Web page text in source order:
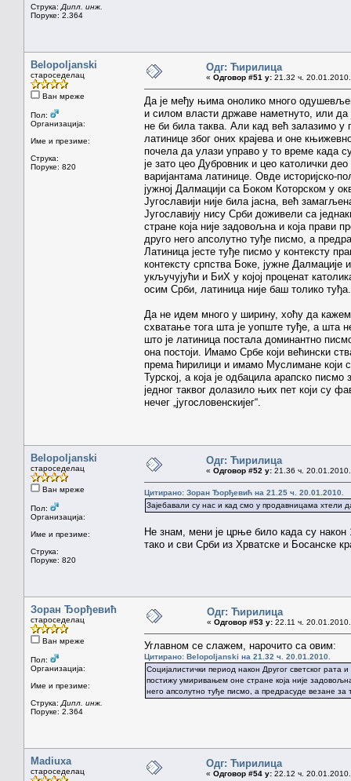
Струка: Дипл. инж.
Поруке: 2.364
Belopoljanski
староседелац
Ван мреже
Пол:
Организација:
Име и презиме:
Струка:
Поруке: 820
Одг: Ћирилица
« Одговор #51 у: 21.32 ч.
Да је међу њима онолико много
и силом власти државе наметнуто, или да
не би била таква. Али кад већ залазимо у
латинице због оних крајева и оне
почела да улази управо у то време када
је зато цео Дубровник и цео католички
варијантама латинице. Овде историјско-
јужној Далмацији са Боком Которском у
Југославији није била јасна, већ
Југославију нису Срби доживели са
стране која није задовољна и која прави
друго него апсолутно туђе писмо, а
Латиница јесте туђе писмо у контексту
контексту српства Боке, јужне
укључујући и БиХ у којој проценат
осим Срби, латиница није баш толико туђа.
Да не идем много у ширину, хоћу да
схватање тога шта је уопште туђе, а шта
што је латиница постала доминантно
она постоји. Имамо Србе који већински
према ћирилици и имамо Муслимане који
Турској, а која је одбацила арапско
једног таквог долазило њих пет који су
нечег „југословенскијег“.
Belopoljanski
староседелац
Ван мреже
Пол:
Организација:
Име и презиме:
Струка:
Поруке: 820
Одг: Ћирилица
« Одговор #52 у: 21.36 ч.
Цитирано: Зоран Ђорђевић на 21.25 ч. 20.01.2010.
Зајебавали су нас и кад смо у продавницама хтели
Не знам, мени је црње било када су
тако и сви Срби из Хрватске и Босанске
Зоран Ђорђевић
староседелац
Ван мреже
Пол:
Организација:
Име и презиме:
Струка: Дипл. инж.
Поруке: 2.364
Одг: Ћирилица
« Одговор #53 у: 22.11 ч.
Углавном се слажем, нарочито са овим:
Цитирано: Belopoljanski на 21.32 ч. 20.01.2010.
Социјалистички период након Другог светског
постижу умиривањем оне стране која није
него апсолутно туђе писмо, а предрасуде везане за
Madiuxa
староседелац
Одг: Ћирилица
« Одговор #54 у: 22.12 ч.